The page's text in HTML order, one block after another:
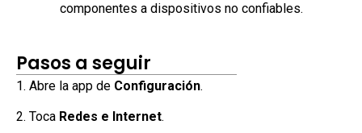
componentes a dispositivos no confiables.
Pasos a seguir
1. Abre la app de Configuración.
2. Toca Redes e Internet.